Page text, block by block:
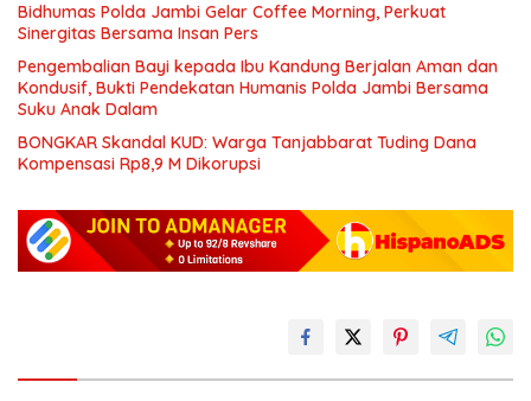
Bidhumas Polda Jambi Gelar Coffee Morning, Perkuat
Sinergitas Bersama Insan Pers
Pengembalian Bayi kepada Ibu Kandung Berjalan Aman dan
Kondusif, Bukti Pendekatan Humanis Polda Jambi Bersama
Suku Anak Dalam
BONGKAR Skandal KUD: Warga Tanjabbarat Tuding Dana
Kompensasi Rp8,9 M Dikorupsi